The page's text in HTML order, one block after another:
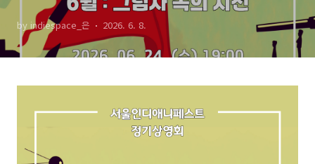
by indiespace_은 2026. 6. 8.